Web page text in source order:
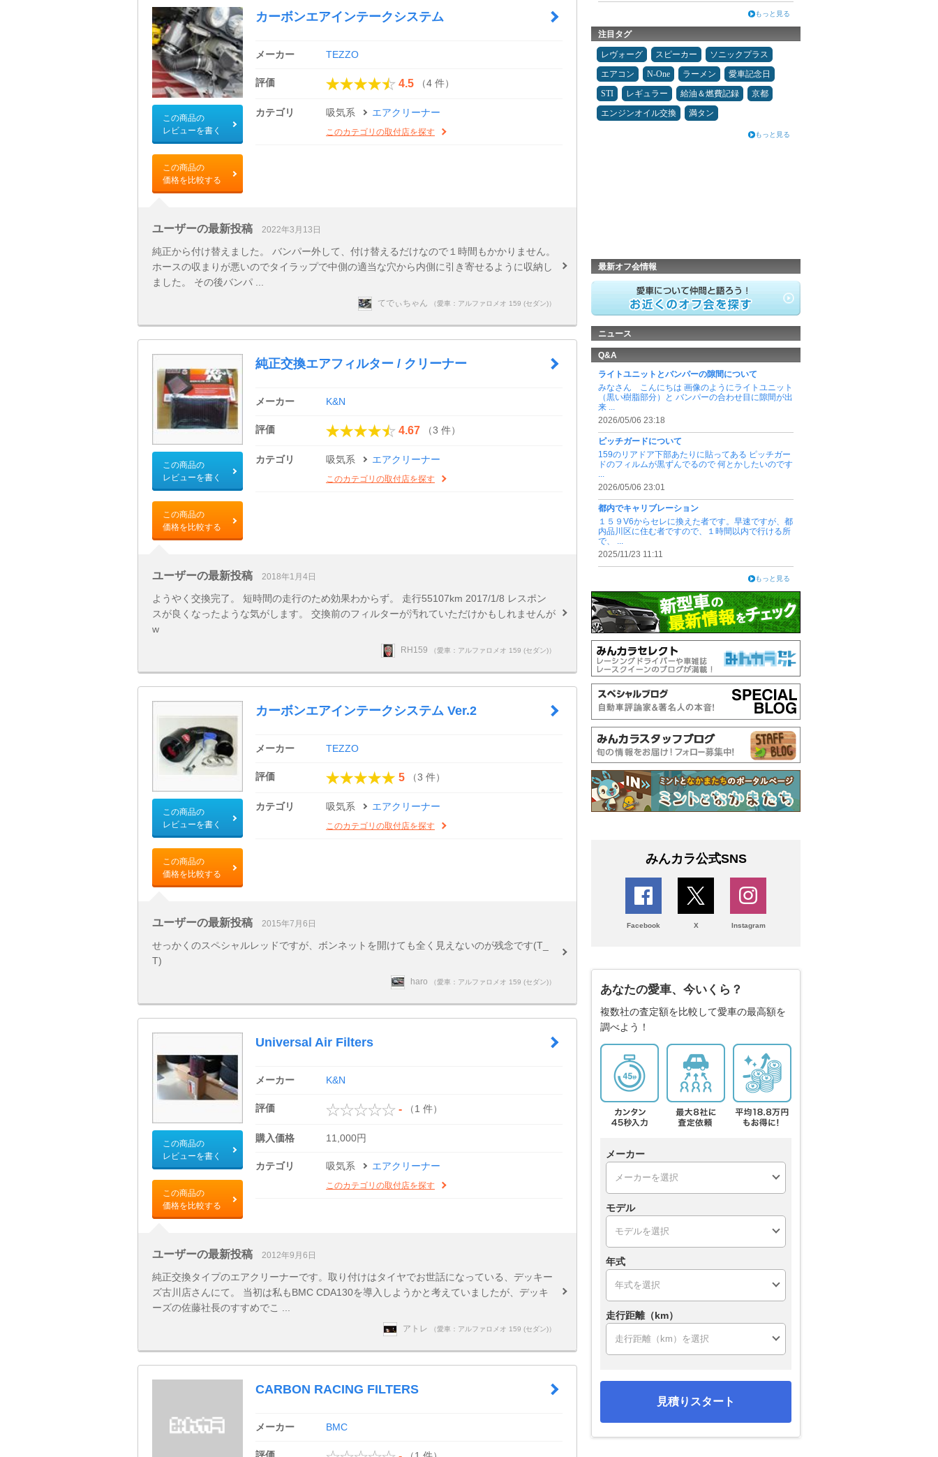
この商品の
レビューを書く
この商品の
価格を比較する
カーボンエアインテークシステム
メーカー TEZZO
評価 4.5 （4 件）
カテゴリ 吸気系 エアクリーナー
このカテゴリの取付店を探す
ユーザーの最新投稿 2022年3月13日
純正から付け替えました。 バンパー外して、付け替えるだけなので１時間もかかりません。
ホースの収まりが悪いのでタイラップで中側の適当な穴から内側に引き寄せるように収納し
ました。 その後バンパ ...
てでぃちゃん （愛車：アルファロメオ 159 (セダン)）
この商品の
レビューを書く
この商品の
価格を比較する
純正交換エアフィルター / クリーナー
メーカー K&N
評価 4.67 （3 件）
カテゴリ 吸気系 エアクリーナー
このカテゴリの取付店を探す
ユーザーの最新投稿 2018年1月4日
ようやく交換完了。 短時間の走行のため効果わからず。 走行55107km 2017/1/8 レスポン
スが良くなったような気がします。 交換前のフィルターが汚れていただけかもしれませんが
w
RH159 （愛車：アルファロメオ 159 (セダン)）
この商品の
レビューを書く
この商品の
価格を比較する
カーボンエアインテークシステム Ver.2
メーカー TEZZO
評価 5 （3 件）
カテゴリ 吸気系 エアクリーナー
このカテゴリの取付店を探す
ユーザーの最新投稿 2015年7月6日
せっかくのスペシャルレッドですが、ボンネットを開けても全く見えないのが残念です(T_
T)
haro （愛車：アルファロメオ 159 (セダン)）
この商品の
レビューを書く
この商品の
価格を比較する
Universal Air Filters
メーカー K&N
評価 - （1 件）
購入価格 11,000円
カテゴリ 吸気系 エアクリーナー
このカテゴリの取付店を探す
ユーザーの最新投稿 2012年9月6日
純正交換タイプのエアクリーナーです。取り付けはタイヤでお世話になっている、デッキー
ズ古川店さんにて。 当初は私もBMC CDA130を導入しようかと考えていましたが、デッキ
ーズの佐藤社長のすすめでこ ...
アトレ （愛車：アルファロメオ 159 (セダン)）
CARBON RACING FILTERS
メーカー BMC
評価
もっと見る
注目タグ
レヴォーグ スピーカー
ソニックプラス
エアコン
N-One ラーメン
愛車記念日
STI
レギュラー 給油＆燃費記録
京都
エンジンオイル交換
満タン
もっと見る
最新オフ会情報
ニュース
Q&A
ライトユニットとバンパーの隙間について
みなさん こんにちは 画像のようにライトユニット
（黒い樹脂部分）と バンパーの合わせ目に隙間が出
来 ...
2026/05/06 23:18
ピッチガードについて
159のリアドア下部あたりに貼ってある ピッチガー
ドのフィルムが黒ずんでるので 何とかしたいのです
...
2026/05/06 23:01
都内でキャリブレーション
１５９V6からセレに換えた者です。早速ですが、都
内品川区に住む者ですので、１時間以内で行ける所
で、 ...
2025/11/23 11:11
もっと見る
みんカラ公式SNS
Facebook X Instagram
あなたの愛車、今いくら？
複数社の査定額を比較して愛車の最高額を
調べよう！
メーカー
モデル
年式
走行距離（km）
見積りスタート